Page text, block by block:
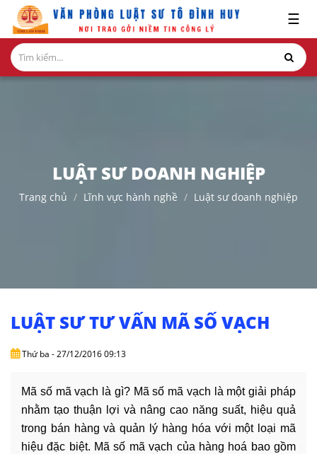
GIỚI
THIỆU
NGHIÊN
CỨU-
DỊCH
BẢN
THỦ
TỤC
☰
LUẬT SƯ DOANH NGHIỆP
Trang chủ Lĩnh vực hành nghề Luật sư doanh nghiệp
LUẬT SƯ TƯ VẤN MÃ SỐ VẠCH
Thứ ba - 27/12/2016 09:13
Mã số mã vạch là gì? Mã số mã vạch là một giải pháp
nhằm tạo thuận lợi và nâng cao năng suất, hiệu quả
trong bán hàng và quản lý hàng hóa với một loại mã
hiệu đặc biệt. Mã số mã vạch của hàng hoá bao gồm